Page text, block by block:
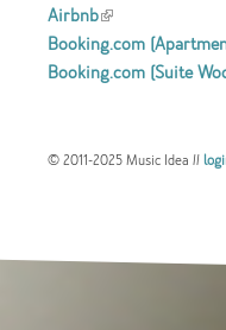
Airbnb(link is external)
Booking.com
Booking.com (Suite
© 2011-2025 Music Idea //